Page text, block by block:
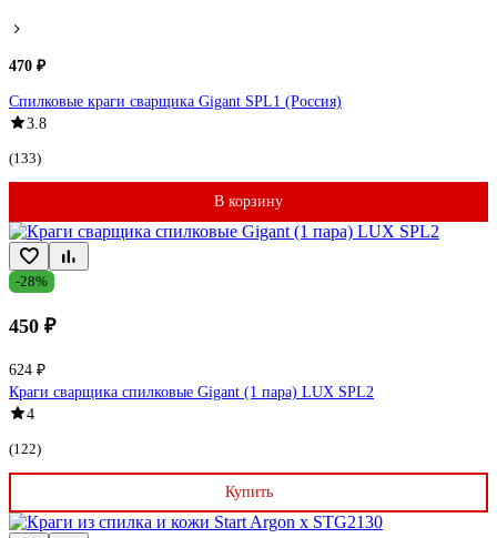
470 ₽
Спилковые краги сварщика Gigant SPL1 (Россия)
3.8
(133)
В корзину
-28%
450 ₽
624 ₽
Краги сварщика спилковые Gigant (1 пара) LUX SPL2
4
(122)
Купить